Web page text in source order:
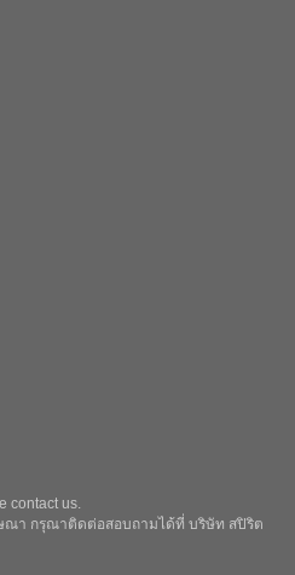
contact us.
ณา กรุณาติดต่อสอบถามได้ที่ บริษัท สปิริต